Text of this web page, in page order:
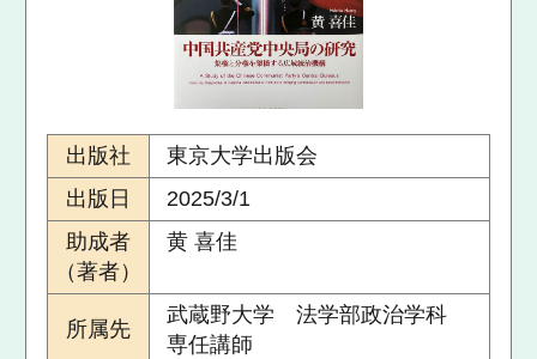
出版社
東京大学出版会
出版日
2025/3/1
助成者
（著者）
黄 喜佳
所属先
武蔵野大学 法学部政治学科
専任講師